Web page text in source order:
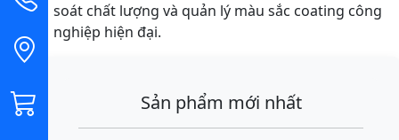
soát chất lượng và quản lý màu sắc coating công
nghiệp hiện đại.
Sản phẩm mới nhất